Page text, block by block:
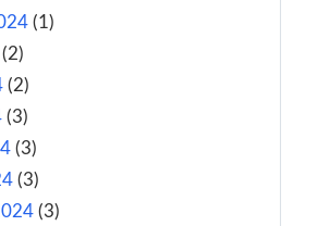
(1)
(2)
(2)
(3)
(3)
(3)
(3)